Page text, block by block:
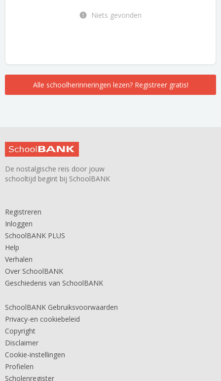
Niets gevonden
Alle schoolherinneringen lezen? Registreer gratis!
De nostalgische reis door jouw
schooltijd begint bij SchoolBANK
Registreren
Inloggen
SchoolBANK PLUS
Help
Verhalen
Over SchoolBANK
Geschiedenis van SchoolBANK
SchoolBANK Gebruiksvoorwaarden
Privacy-en cookiebeleid
Copyright
Disclaimer
Cookie-instellingen
Profielen
Scholenregister